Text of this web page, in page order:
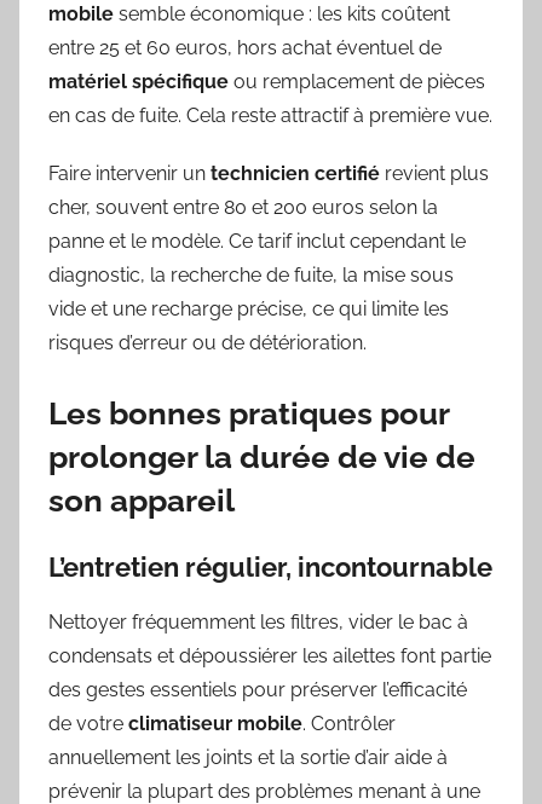
mobile semble économique : les kits coûtent
entre 25 et 60 euros, hors achat éventuel de
matériel spécifique ou remplacement de pièces
en cas de fuite. Cela reste attractif à première vue.
Faire intervenir un technicien certifié revient plus
cher, souvent entre 80 et 200 euros selon la
panne et le modèle. Ce tarif inclut cependant le
diagnostic, la recherche de fuite, la mise sous
vide et une recharge précise, ce qui limite les
risques d’erreur ou de détérioration.
Les bonnes pratiques pour
prolonger la durée de vie de
son appareil
L’entretien régulier, incontournable
Nettoyer fréquemment les filtres, vider le bac à
condensats et dépoussiérer les ailettes font partie
des gestes essentiels pour préserver l’efficacité
de votre climatiseur mobile. Contrôler
annuellement les joints et la sortie d’air aide à
prévenir la plupart des problèmes menant à une